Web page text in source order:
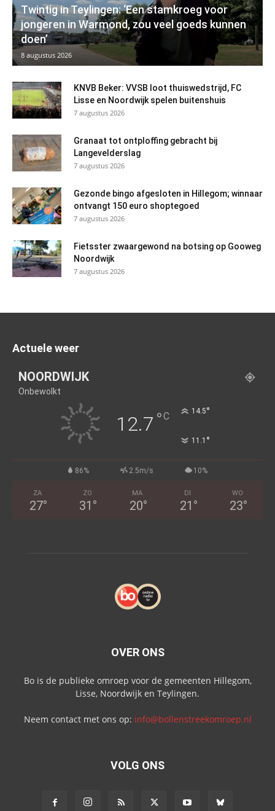
Twintig in Teylingen: ‘Een stamkroeg voor
jongeren in Warmond, zou veel goeds kunnen
doen’
8 augustus 2026
KNVB Beker: VVSB loot thuiswedstrijd, FC
Lisse en Noordwijk spelen buitenshuis
7 augustus 2026
Granaat tot ontploffing gebracht bij
Langevelderslag
7 augustus 2026
Gezonde bingo afgesloten in Hillegom; winnaar
ontvangt 150 euro shoptegoed
7 augustus 2026
Fietsster zwaargewond na botsing op Gooweg
Noordwijk
7 augustus 2026
Actuele weer
NOORDWIJK
Onbewolkt
12.7 °C 14.5°
11.1 °
86% 2.5m/s 10%
ZA
27°
ZO
31 °
MA
20°
DI
21 °
WO
23°
OVER ONS
Bo is de publieke omroep voor de gemeenten Hillegom,
Lisse, Noordwijk en Teylingen.
Neem contact met ons op: info@bollenstreekomroep.nl
VOLG ONS